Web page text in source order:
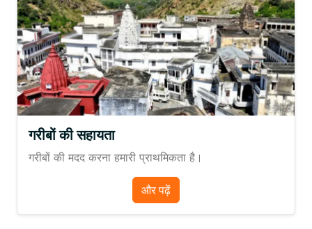
गरीबों की सहायता
गरीबों की मदद करना हमारी प्राथमिकता है।
और पढ़ें